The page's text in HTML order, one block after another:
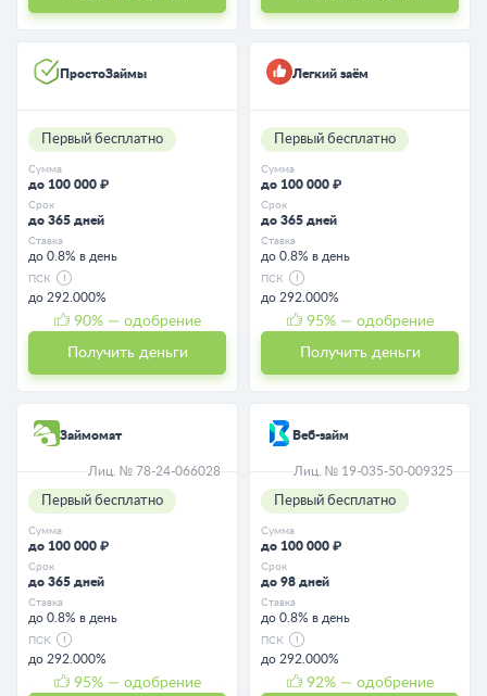
ПростоЗаймы
Первый бесплатно
Сумма
до 100 000 ₽
Срок
до 365 дней
Ставка
до 0.8% в день
ПСК
до 292.000%
90% — одобрение
Получить деньги
Легкий заём
Первый бесплатно
Сумма
до 100 000 ₽
Срок
до 365 дней
Ставка
до 0.8% в день
ПСК
до 292.000%
95% — одобрение
Получить деньги
Займомат
Лиц. № 78-24-066028
Первый бесплатно
Сумма
до 100 000 ₽
Срок
до 365 дней
Ставка
до 0.8% в день
ПСК
до 292.000%
95% — одобрение
Веб-займ
Лиц. № 19-035-50-009325
Первый бесплатно
Сумма
до 100 000 ₽
Срок
до 98 дней
Ставка
до 0.8% в день
ПСК
до 292.000%
92% — одобрение